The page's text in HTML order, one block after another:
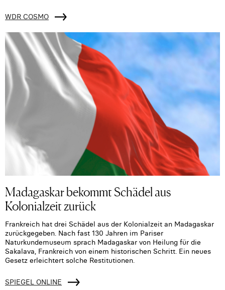
WDR COSMO
Madagaskar bekommt Schädel aus
Kolonialzeit zurück
Frankreich hat drei Schädel aus der Kolonialzeit an Madagaskar
zurückgegeben. Nach fast 130 Jahren im Pariser
Naturkundemuseum sprach Madagaskar von Heilung für die
Sakalava, Frankreich von einem historischen Schritt. Ein neues
Gesetz erleichtert solche Restitutionen.
SPIEGEL ONLINE